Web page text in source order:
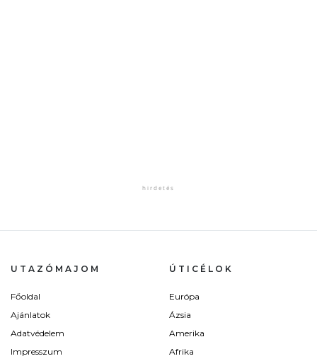
UTAZÓMAJOM
Főoldal
Ajánlatok
Adatvédelem
Impresszum
ÚTICÉLOK
Európa
Ázsia
Amerika
Afrika